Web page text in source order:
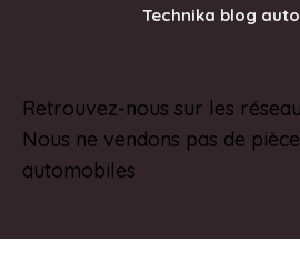
v
e
Technika blog
Retrouvez-nous sur les
Nous ne vendons pas de
automobiles